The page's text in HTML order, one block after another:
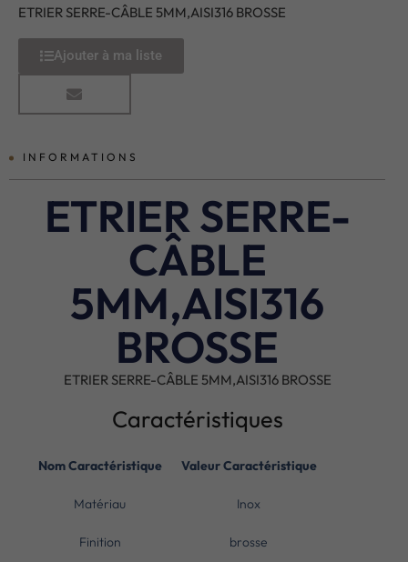
ETRIER SERRE-CÂBLE 5MM,AISI316 BROSSE
Ajouter à ma liste
INFORMATIONS
ETRIER SERRE-
CÂBLE
5MM,AISI316
BROSSE
ETRIER SERRE-CÂBLE 5MM,AISI316 BROSSE
Caractéristiques
Nom Caractéristique Valeur Caractéristique
Matériau Inox
Finition brosse